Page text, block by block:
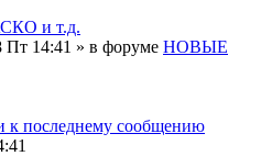
и т.д.
Пт 14:41 » в форуме НОВЫЕ
к последнему сообщению